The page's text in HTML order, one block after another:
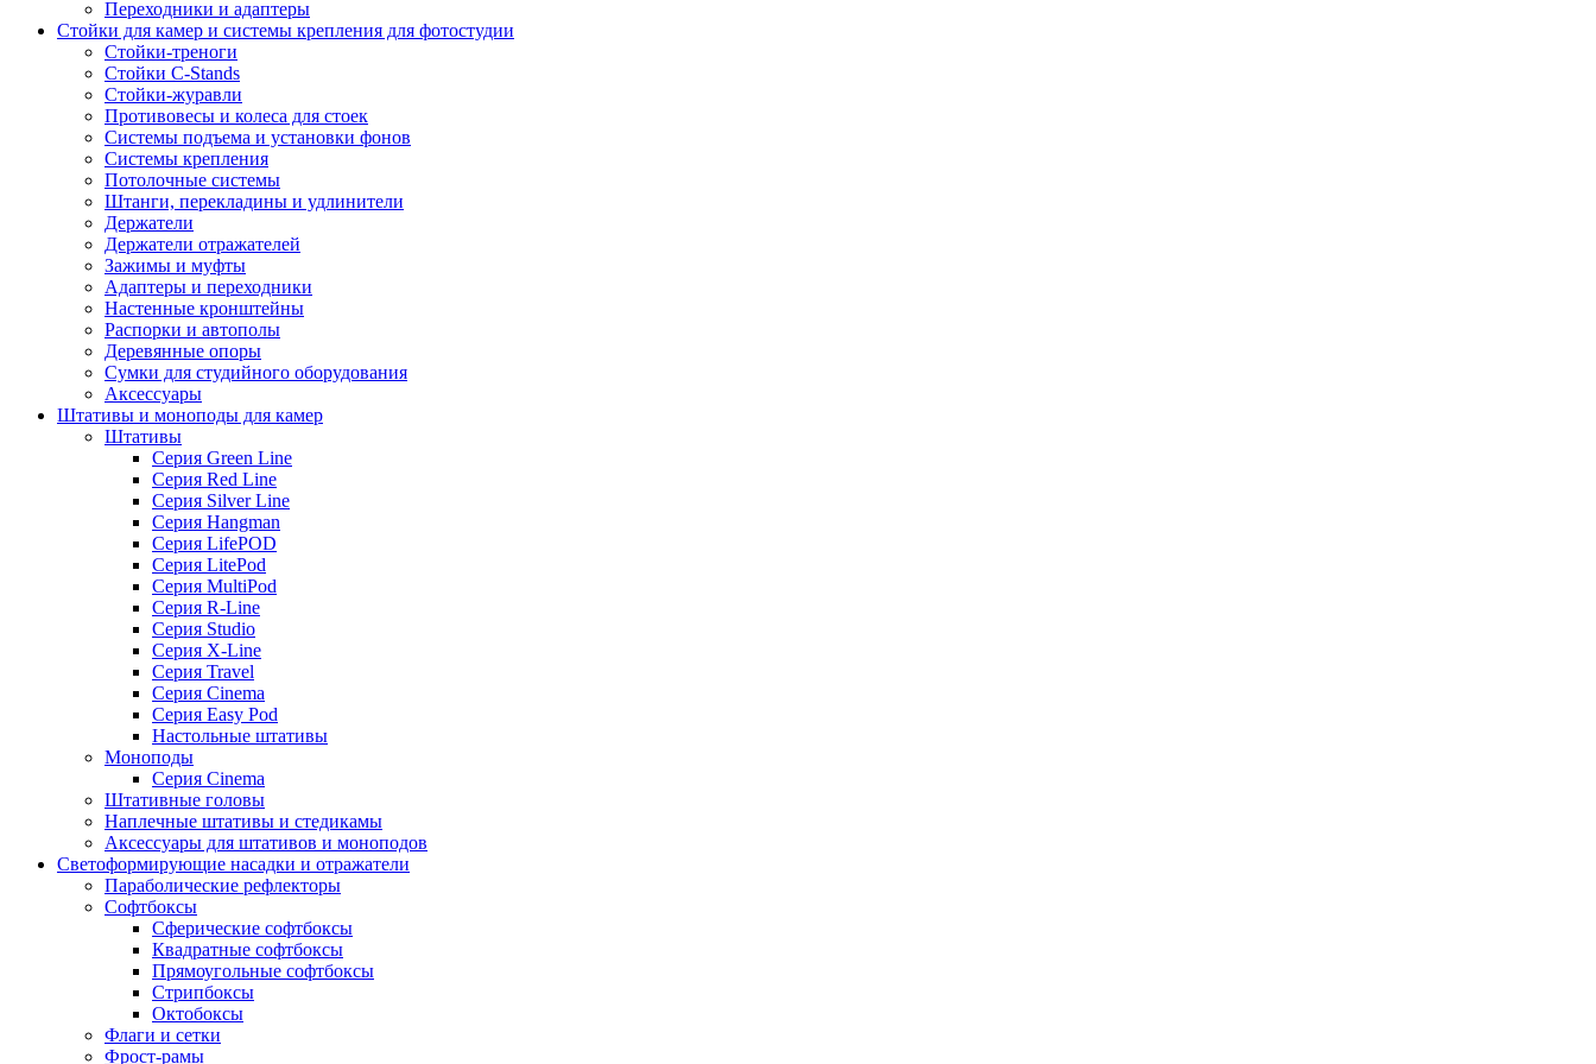
Переходники и адаптеры
Стойки для камер и системы крепления для фотостудии
Стойки-треноги
Стойки C-Stands
Стойки-журавли
Противовесы и колеса для стоек
Системы подъема и установки фонов
Системы крепления
Потолочные системы
Штанги, перекладины и удлинители
Держатели
Держатели отражателей
Зажимы и муфты
Адаптеры и переходники
Настенные кронштейны
Распорки и автополы
Деревянные опоры
Сумки для студийного оборудования
Аксессуары
Штативы и моноподы для камер
Штативы
Серия Green Line
Серия Red Line
Серия Silver Line
Серия Hangman
Серия LifePOD
Серия LitePod
Серия MultiPod
Серия R-Line
Серия Studio
Серия X-Line
Серия Travel
Серия Cinema
Серия Easy Pod
Настольные штативы
Моноподы
Серия Cinema
Штативные головы
Наплечные штативы и стедикамы
Аксессуары для штативов и моноподов
Светоформирующие насадки и отражатели
Параболические рефлекторы
Софтбоксы
Сферические софтбоксы
Квадратные софтбоксы
Прямоугольные софтбоксы
Стрипбоксы
Октобоксы
Флаги и сетки
Фрост-рамы